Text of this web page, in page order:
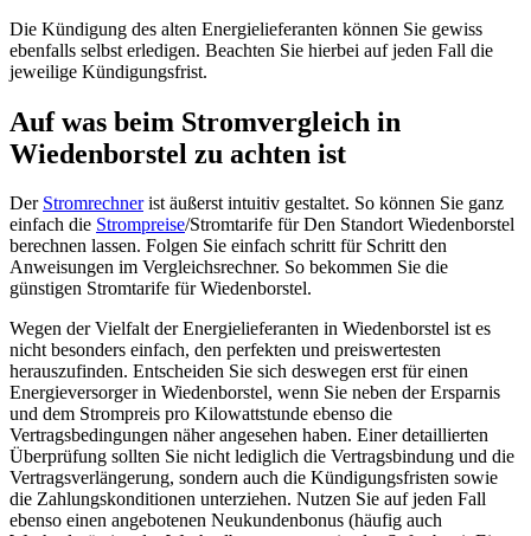
Die Kündigung des alten Energielieferanten können Sie gewiss
ebenfalls selbst erledigen. Beachten Sie hierbei auf jeden Fall die
jeweilige Kündigungsfrist.
Auf was beim Stromvergleich in
Wiedenborstel zu achten ist
Der Stromrechnerist äußerst intuitiv gestaltet. So können Sie ganz
einfach die Strompreise/Stromtarife für Den Standort Wiedenborstel
berechnen lassen. Folgen Sie einfach schritt für Schritt den
Anweisungen im Vergleichsrechner. So bekommen Sie die
günstigen Stromtarife für Wiedenborstel.
Wegen der Vielfalt der Energielieferanten in Wiedenborstel ist es
nicht besonders einfach, den perfekten und preiswertesten
herauszufinden. Entscheiden Sie sich deswegen erst für einen
Energieversorger in Wiedenborstel, wenn Sie neben der Ersparnis
und dem Strompreis pro Kilowattstunde ebenso die
Vertragsbedingungen näher angesehen haben. Einer detaillierten
Überprüfung sollten Sie nicht lediglich die Vertragsbindung und die
Vertragsverlängerung, sondern auch die Kündigungsfristen sowie
die Zahlungskonditionen unterziehen. Nutzen Sie auf jeden Fall
ebenso einen angebotenen Neukundenbonus (häufig auch